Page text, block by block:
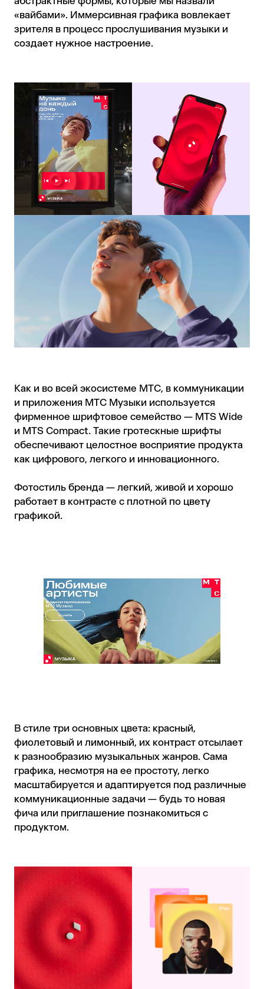
«вайбами». Иммерсивная графика вовлекает
зрителя в процесс прослушивания музыки и
создает нужное настроение.
Как и во всей экосистеме МТС, в коммуникации
и приложения МТС Музыки используется
фирменное шрифтовое семейство — MTS Wide
и MTS Compact. Такие гротескные шрифты
обеспечивают целостное восприятие продукта
как цифрового, легкого и инновационного.
Фотостиль бренда — легкий, живой и хорошо
работает в контрасте с плотной по цвету
графикой.
В стиле три основных цвета: красный,
фиолетовый и лимонный, их контраст отсылает
к разнообразию музыкальных жанров. Сама
графика, несмотря на ее простоту, легко
масштабируется и адаптируется под различные
коммуникационные задачи — будь то новая
фича или приглашение познакомиться с
продуктом.